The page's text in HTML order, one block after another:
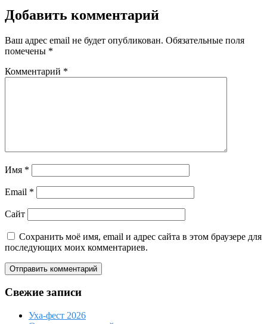
Добавить комментарий
Ваш адрес email не будет опубликован. Обязательные поля
помечены *
Комментарий *
Имя *
Email *
Сайт
Сохранить моё имя, email и адрес сайта в этом браузере для
последующих моих комментариев.
Свежие записи
Уха-фест 2026